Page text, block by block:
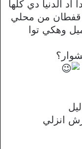
اد الدنيا دي كلها
قفطان من محلي
وهكي توا
انزلي